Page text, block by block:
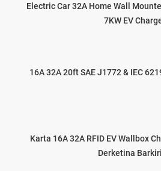
Electric Car 32A Home Wall
7KW EV
16A 32A 20ft SAE J1772 & IEC
Karta 16A 32A RFID EV Wallbox
Derketina